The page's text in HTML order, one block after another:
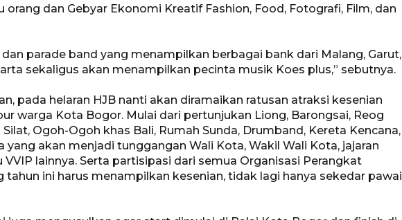
orang dan Gebyar Ekonomi Kreatif Fashion, Food, Fotografi, Film, dan
parade band yang menampilkan berbagai bank dari Malang, Garut,
sekaligus akan menampilkan pecinta musik Koes plus,” sebutnya.
pada helaran HJB nanti akan diramaikan ratusan atraksi kesenian
warga Kota Bogor. Mulai dari pertunjukan Liong, Barongsai, Reog
Ogoh-Ogoh khas Bali, Rumah Sunda, Drumband, Kereta Kencana,
yang akan menjadi tunggangan Wali Kota, Wakil Wali Kota, jajaran
lainnya. Serta partisipasi dari semua Organisasi Perangkat
tahun ini harus menampilkan kesenian, tidak lagi hanya sekedar pawai